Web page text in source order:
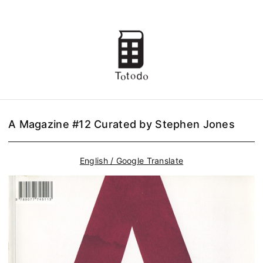
A Magazine #12 Curated by Stephen Jones
English / Google Translate